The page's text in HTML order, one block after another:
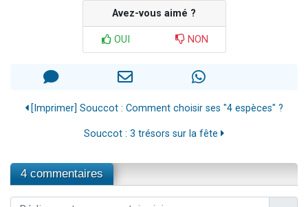
Avez-vous aimé ?
OUI NON
[Imprimer] Souccot : Comment choisir ses "4 espèces" ?
Souccot : 3 trésors sur la fête
4 commentaires